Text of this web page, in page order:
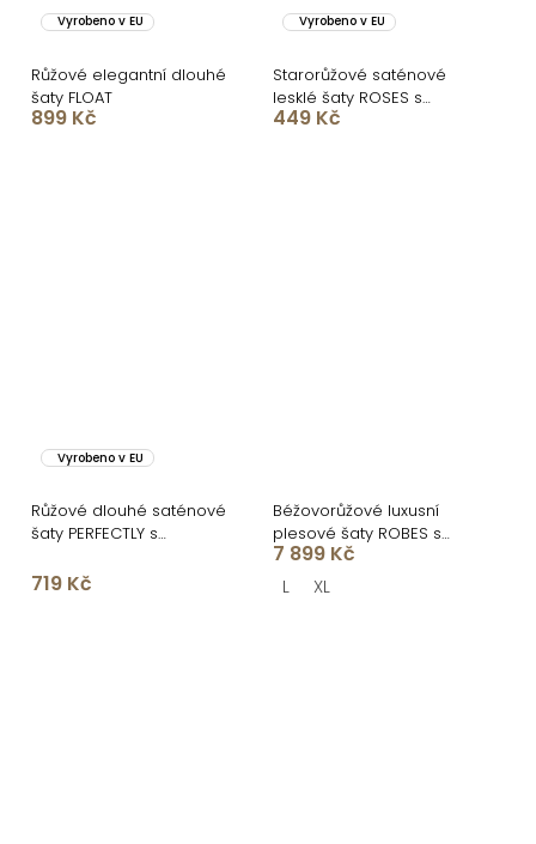
Vyrobeno v EU
Růžové elegantní dlouhé
šaty FLOAT
899 Kč
Vyrobeno v EU
Starorůžové saténové
lesklé šaty ROSES s
rozparkem
449 Kč
Vyrobeno v EU
Růžové dlouhé saténové
šaty PERFECTLY s
719 Kč
Béžovorůžové luxusní
plesové šaty ROBES s
kamínky
7 899 Kč
L XL